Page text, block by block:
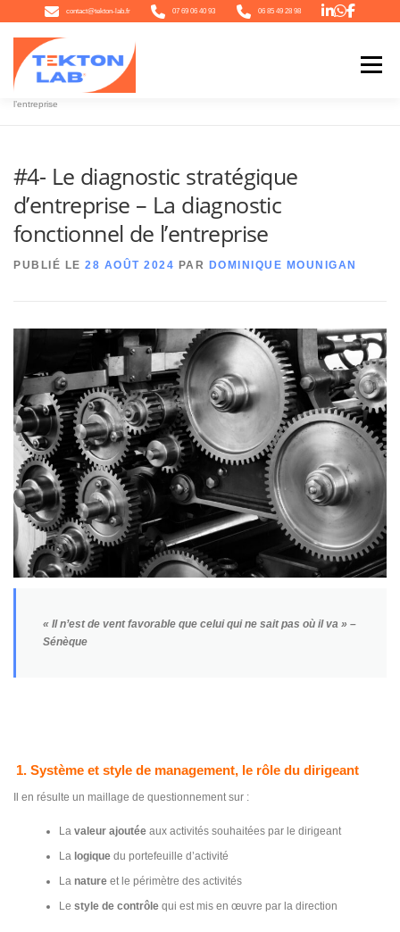
contact@tekton-lab.fr 07 69 06 40 93 06 85 49 28 98
au
contenu
Menu
L’ACTU CONTACT
Accueil
#4- Le diagnostic stratégique d’entreprise – La diagnostic fonctionnel de
l’entreprise
#4- Le diagnostic stratégique
d’entreprise – La diagnostic
fonctionnel de l’entreprise
PUBLIÉ LE 28 AOÛT 2024 PAR DOMINIQUE MOUNIGAN
« Il n’est de vent favorable que celui qui ne sait pas où il va » –
Sénèque
1. Système et style de management, le rôle du dirigeant
Il en résulte un maillage de questionnement sur :
Lavaleur ajoutéeaux activités souhaitées par le dirigeant
La logiquedu portefeuille d’activité
La natureet le périmètre des activités
Le style de contrôlequi est mis en œuvre par la direction